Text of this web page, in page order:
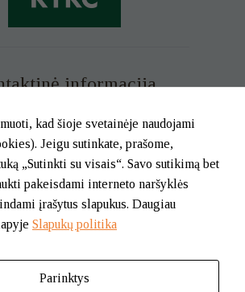
informacija
tel. +370 699 73 229
Tel. (0-46) 21 02 83
El.p. info@klaipedatkc.lt
Donelaičio g. 6B, Klaipėda
I-V nuo 8.00 iki 17.00.
kad šioje svetainėje naudojami
Jeigu sutinkate, prašome,
„Sutinkti su visais“. Savo sutikimą bet
pakeisdami interneto naršyklės
įrašytus slapukus. Daugiau
Slapukų politika
Parinktys